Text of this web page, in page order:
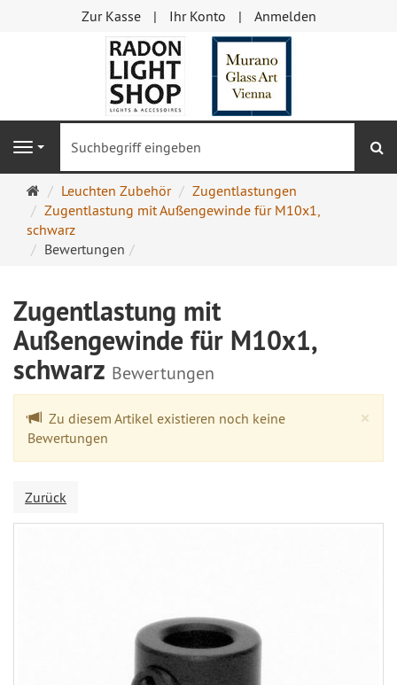
Zur Kasse Ihr Konto Anmelden
Navigation
Startseite
Leuchten Zubehör
Zugentlastungen
Zugentlastung mit Außengewinde für M10x1,
schwarz
Bewertungen
Zugentlastung mit
Außengewinde für M10x1,
schwarz Bewertungen
×
Zu diesem Artikel existieren noch keine
Bewertungen
Zurück